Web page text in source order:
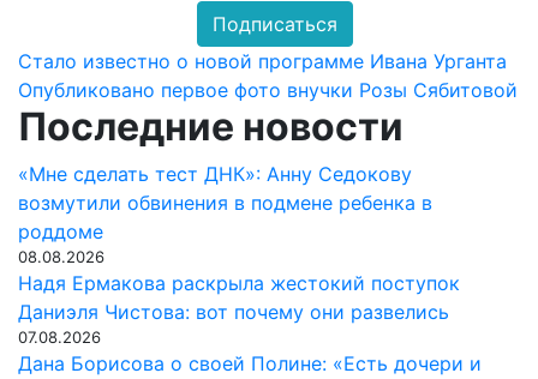
Подписаться
Навигация
по
записям
Стало известно о новой программе Ивана Урганта
Опубликовано первое фото внучки Розы Сябитовой
Последние новости
«Мне сделать тест ДНК»: Анну Седокову
возмутили обвинения в подмене ребенка в
роддоме
08.08.2026
Надя Ермакова раскрыла жестокий поступок
Даниэля Чистова: вот почему они развелись
07.08.2026
Дана Борисова о своей Полине: «Есть дочери и